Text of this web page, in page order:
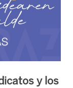
y los